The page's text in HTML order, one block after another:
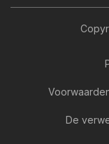
De